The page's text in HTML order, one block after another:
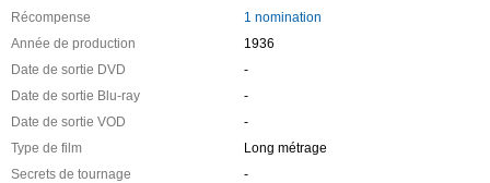
Récompense
1 nomination
Année de production
1936
Date de sortie DVD
-
Date de sortie Blu-ray
-
Date de sortie VOD
-
Type de film
Long métrage
Secrets de tournage
-